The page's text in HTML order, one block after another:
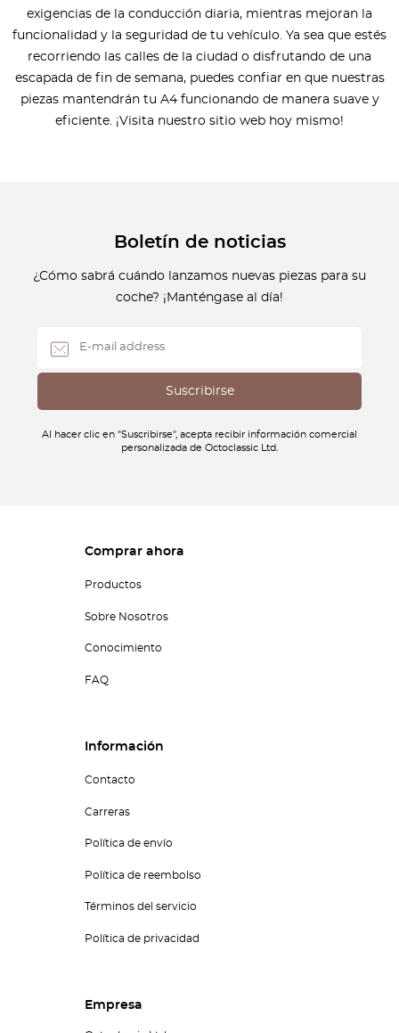
exigencias de la conducción diaria, mientras mejoran la
funcionalidad y la seguridad de tu vehículo. Ya sea que estés
recorriendo las calles de la ciudad o disfrutando de una
escapada de fin de semana, puedes confiar en que nuestras
piezas mantendrán tu A4 funcionando de manera suave y
eficiente. ¡Visita nuestro sitio web hoy mismo!
Boletín de noticias
¿Cómo sabrá cuándo lanzamos nuevas piezas para su
coche? ¡Manténgase al día!
Al hacer clic en "Suscribirse", acepta recibir información comercial
personalizada de Octoclassic Ltd.
Comprar ahora
Productos
Sobre Nosotros
Conocimiento
FAQ
Información
Contacto
Carreras
Política de envío
Política de reembolso
Términos del servicio
Política de privacidad
Empresa